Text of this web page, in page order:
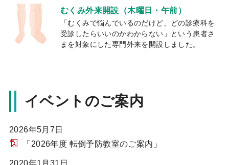
むくみ外来開設（木曜日・午前）
「むくみで悩んでいるのだけど、どの診療科を
受診したらいいのかわからない」という患者さ
まを対象にした専門外来を開設しました。
イベントのご案内
2026年5月7日
「2026年度 転倒予防教室のご案内」